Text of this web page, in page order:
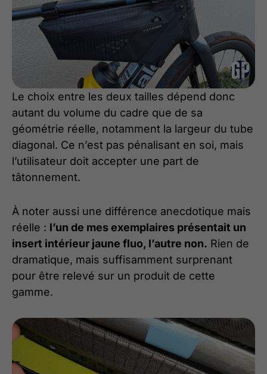
Le choix entre les deux tailles dépend donc
autant du volume du cadre que de sa
géométrie réelle, notamment la largeur du tube
diagonal. Ce n’est pas pénalisant en soi, mais
l’utilisateur doit accepter une part de
tâtonnement.
À noter aussi une différence anecdotique mais
réelle : l’un de mes exemplaires présentait un
insert intérieur jaune fluo, l’autre non. Rien de
dramatique, mais suffisamment surprenant
pour être relevé sur un produit de cette
gamme.